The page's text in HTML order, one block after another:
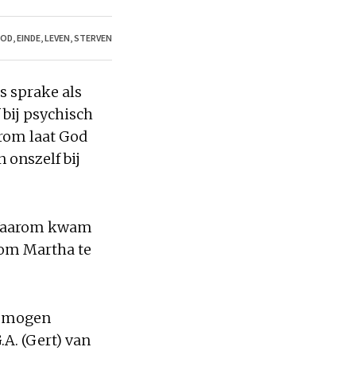
EINDE LEVEN STERVEN
sprake als
psychisch
laat God
onszelf bij
kwam
Martha te
(Gert) van